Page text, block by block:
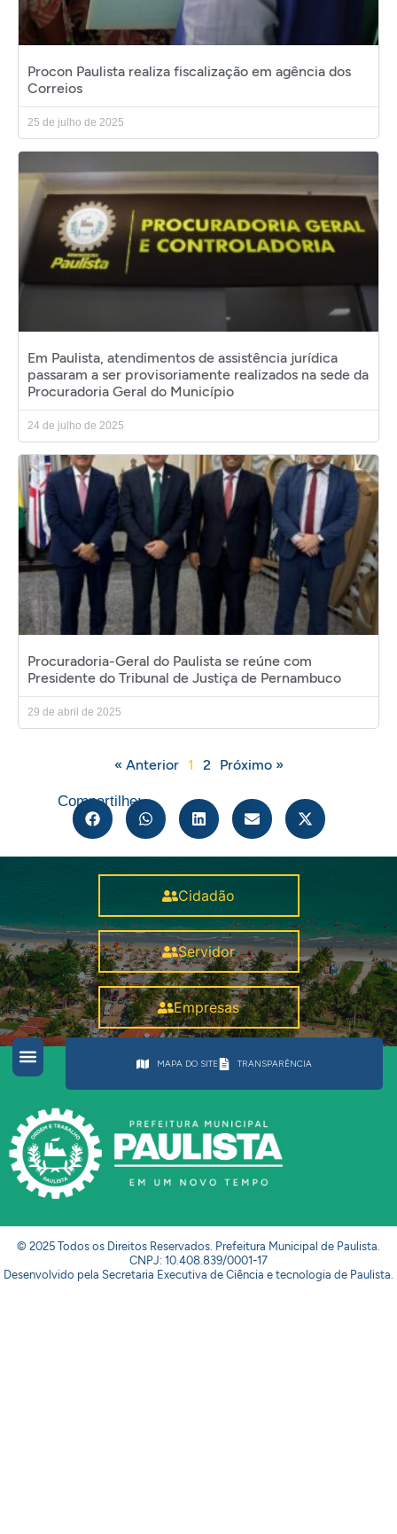
Procon Paulista realiza fiscalização em agência dos
Correios
25 de julho de 2025
Em Paulista, atendimentos de assistência jurídica
passaram a ser provisoriamente realizados na sede da
Procuradoria Geral do Município
24 de julho de 2025
Procuradoria-Geral do Paulista se reúne com
Presidente do Tribunal de Justiça de Pernambuco
29 de abril de 2025
« Anterior 1 2 Próximo »
Compartilhe:
Cidadão
Servidor
Empresas
MAPA DO SITE TRANSPARÊNCIA
© 2025 Todos os Direitos Reservados. Prefeitura Municipal de Paulista.
CNPJ: 10.408.839/0001-17
Desenvolvido pela Secretaria Executiva de Ciência e tecnologia de Paulista.